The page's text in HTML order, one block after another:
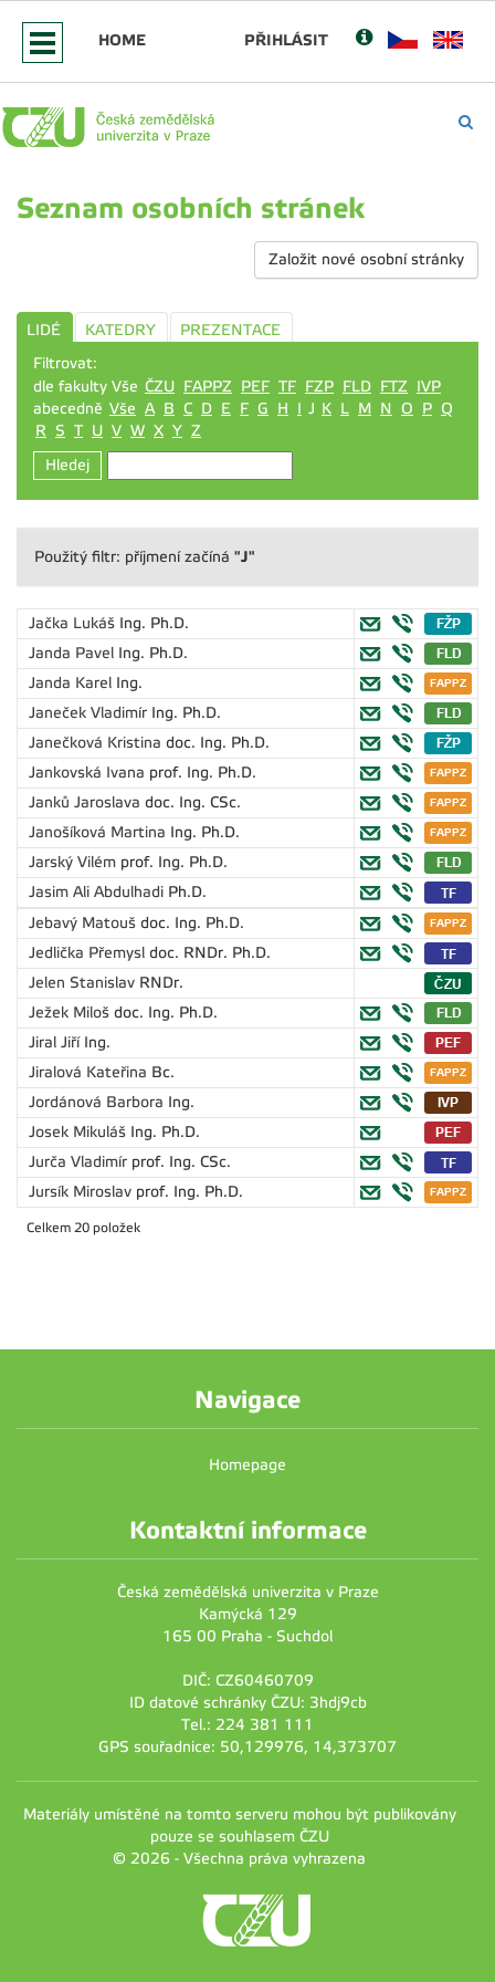
HOME PŘIHLÁSIT
Seznam osobních stránek
Založit nové osobní stránky
LIDÉ KATEDRY
PREZENTACE
Filtrovat:
dle fakulty Vše ČZU FAPPZ PEF TF FZP FLD FTZ IVP
abecedně Vše A B C D E F G H I J K L M N O P Q
R S T U V W X Y Z
Hledej
Použitý filtr: příjmení začíná "J"
Jačka Lukáš Ing. Ph.D.
Janda Pavel Ing. Ph.D.
Janda Karel Ing.
Janeček Vladimír Ing. Ph.D.
Janečková Kristina doc. Ing. Ph.D.
Jankovská Ivana prof. Ing. Ph.D.
Janků Jaroslava doc. Ing. CSc.
Janošíková Martina Ing. Ph.D.
Jarský Vilém prof. Ing. Ph.D.
Jasim Ali Abdulhadi Ph.D.
Jebavý Matouš doc. Ing. Ph.D.
Jedlička Přemysl doc. RNDr. Ph.D.
Jelen Stanislav RNDr.
Ježek Miloš doc. Ing. Ph.D.
Jiral Jiří Ing.
Jiralová Kateřina Bc.
Jordánová Barbora Ing.
Josek Mikuláš Ing. Ph.D.
Jurča Vladimír prof. Ing. CSc.
Jursík Miroslav prof. Ing. Ph.D.
Celkem 20 položek
Navigace
Homepage
Kontaktní informace
Česká zemědělská univerzita v Praze
Kamýcká 129
165 00 Praha - Suchdol
DIČ: CZ60460709
ID datové schránky ČZU: 3hdj9cb
Tel.: 224 381 111
GPS souřadnice: 50,129976, 14,373707
Materiály umístěné na tomto serveru mohou být publikovány
pouze se souhlasem ČZU
© 2026 - Všechna práva vyhrazena